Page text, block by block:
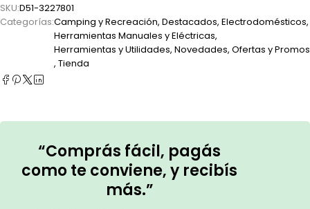
SKU:D51-3227801
Categorías:Camping y Recreación, Destacados, Electrodomésticos,
Herramientas Manuales y Eléctricas,
Herramientas y Utilidades, Novedades, Ofertas y Promos
, Tienda
“Comprás fácil, pagás
como te conviene, y recibís
más.”